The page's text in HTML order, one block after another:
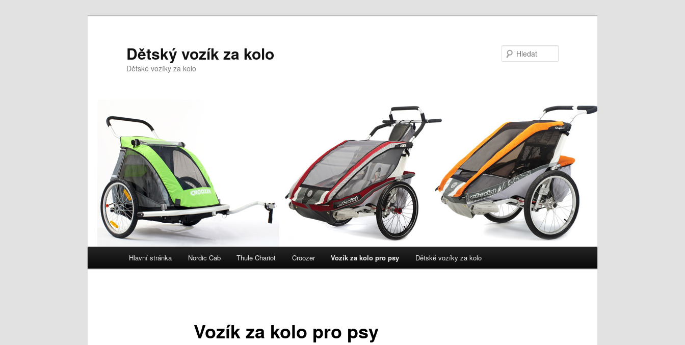
Dětský vozík za kolo
Dětské vozíky za kolo
Hlavní stránka Nordic Cab Thule Chariot Croozer Vozík za kolo pro psy Dětské vozíky za kolo
Vozík za kolo pro psy